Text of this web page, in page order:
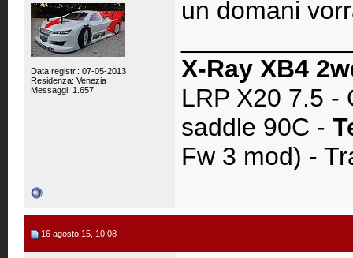
Data registr.: 07-05-2013
Residenza: Venezia
Messaggi: 1.657
un domani
X-Ray XB4
LRP X20 7.5 -
saddle 90C -
Fw 3 mod) -
16 agosto 15, 10:08